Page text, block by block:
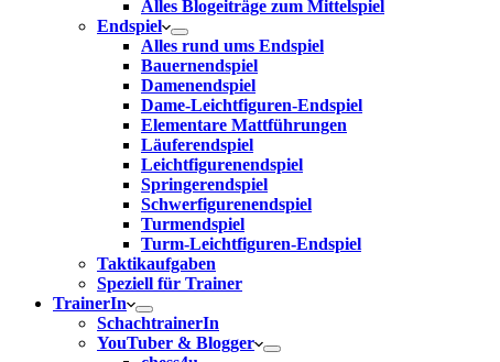
Alles Blogeiträge zum Mittelspiel
Endspiel
Alles rund ums Endspiel
Bauernendspiel
Damenendspiel
Dame-Leichtfiguren-Endspiel
Elementare Mattführungen
Läuferendspiel
Leichtfigurenendspiel
Springerendspiel
Schwerfigurenendspiel
Turmendspiel
Turm-Leichtfiguren-Endspiel
Taktikaufgaben
Speziell für Trainer
TrainerIn
SchachtrainerIn
YouTuber & Blogger